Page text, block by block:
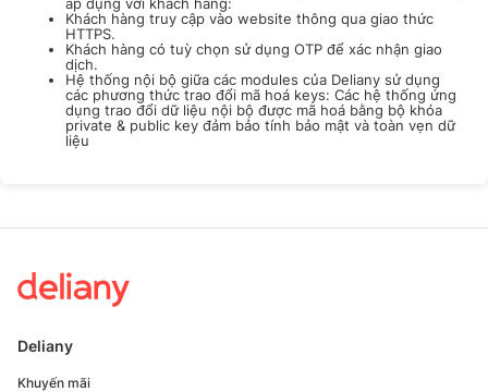
Khách hàng truy cập vào website thông qua giao thức
HTTPS.
Khách hàng có tuỳ chọn sử dụng OTP để xác nhận giao
dịch.
Hệ thống nội bộ giữa các modules của Deliany sử dụng
các phương thức trao đổi mã hoá keys: Các hệ thống ứng
dụng trao đổi dữ liệu nội bộ được mã hoá bằng bộ khóa
private & public key đảm bảo tính bảo mật và toàn vẹn dữ
liệu
Deliany
Khuyến mãi